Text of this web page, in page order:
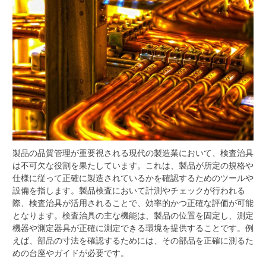
製品の品質管理が重要視される現代の製造業において、検査治具
は不可欠な役割を果たしています。
これは、製品が所定の規格や
仕様に従って正確に製造されているかを確認するためのツールや
設備を指します。製品検査において計測やチェックが行われる
際、検査治具が活用されることで、効率的かつ正確な評価が可能
となります。検査治具の主な機能は、製品の位置を固定し、測定
機器や測定器具が正確に測定できる環境を提供することです。例
えば、部品の寸法を確認するためには、その部品を正確に測るた
めの台座やガイドが必要です。